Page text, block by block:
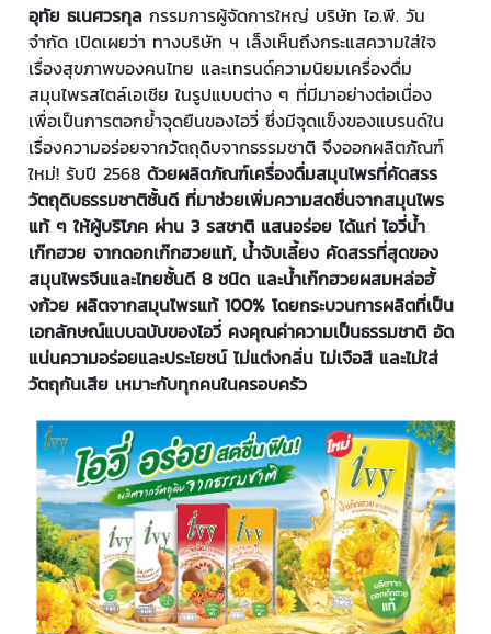
อุทัย ธเนศวรกุล กรรมการผู้จัดการใหญ่ บริษัท ไอ.พี. วัน
จำกัด เปิดเผยว่า ทางบริษัท ฯ เล็งเห็นถึงกระแสความใส่ใจ
เรื่องสุขภาพของคนไทย และเทรนด์ความนิยมเครื่องดื่ม
สมุนไพรสไตล์เอเชีย ในรูปแบบต่าง ๆ ที่มีมาอย่างต่อเนื่อง
เพื่อเป็นการตอกย้ำจุดยืนของไอวี่ ซึ่งมีจุดแข็งของแบรนด์ใน
เรื่องความอร่อยจากวัตถุดิบจากธรรมชาติ จึงออกผลิตภัณฑ์
ใหม่! รับปี 2568 ด้วยผลิตภัณฑ์เครื่องดื่มสมุนไพรที่คัดสรร
วัตถุดิบธรรมชาติชั้นดี ที่มาช่วยเพิ่มความสดชื่นจากสมุนไพร
แท้ ๆ ให้ผู้บริโภค ผ่าน 3 รสชาติ แสนอร่อย ได้แก่ ไอวี่น้ำ
เก๊กฮวย จากดอกเก๊กฮวยแท้, น้ำจับเลี้ยง คัดสรรที่สุดของ
สมุนไพรจีนและไทยชั้นดี 8 ชนิด และน้ำเก๊กฮวยผสมหล่อฮั้
งก้วย ผลิตจากสมุนไพรแท้ 100% โดยกระบวนการผลิตที่เป็น
เอกลักษณ์แบบฉบับของไอวี่ คงคุณค่าความเป็นธรรมชาติ อัด
แน่นความอร่อยและประโยชน์ ไม่แต่งกลิ่น ไม่เจือสี และไม่ใส่
วัตถุกันเสีย เหมาะกับทุกคนในครอบครัว